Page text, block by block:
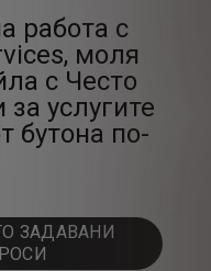
работа с
моля
с Често
услугите
бутона по-
ЗАДАВАНИ